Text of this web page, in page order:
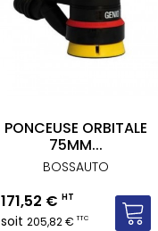
PONCEUSE ORBITALE
75MM...
BOSSAUTO
Prix
171,52 € HT
soit 205,82 €TTC